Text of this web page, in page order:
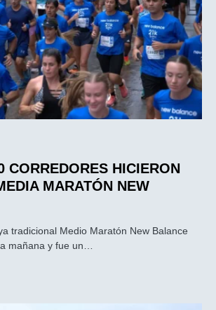
CORREDORES HICIERON
MARATÓN NEW
tradicional Medio Maratón New Balance
mañana y fue un…